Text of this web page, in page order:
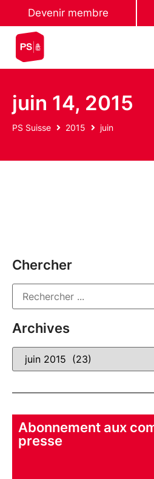
Devenir membre
juin 14, 2015
PS Suisse 2015 juin
Chercher
Archives
Abonnement aux
presse